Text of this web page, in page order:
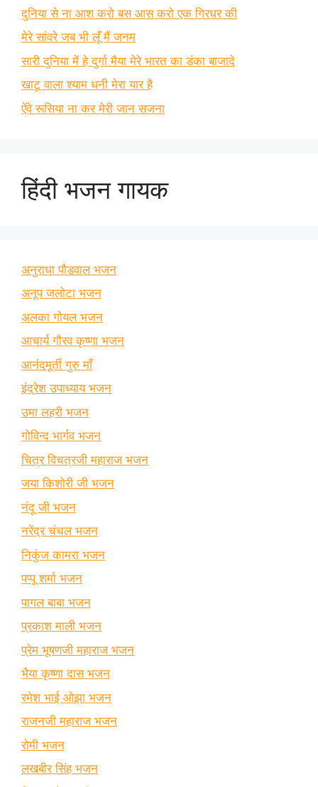
दुनिया से ना आश करो बस आस करो एक गिरधर की
मेरे सांवरे जब भी लूँ मैं जनम
सारी दुनिया में हे दुर्गा मैया मेरे भारत का डंका बाजादे
खाटू वाला श्याम धनी मेरा यार है
ऐंवे रूसिया ना कर मेरी जान सजना
हिंदी भजन गायक
अनुराधा पौडवाल भजन
अनूप जलोटा भजन
अलका गोयल भजन
आचार्य गौरव कृष्णा भजन
आनंदमूर्ती गुरु माँ
इंद्रेश उपाध्याय भजन
उमा लहरी भजन
गोविन्द भार्गव भजन
चित्र विचत्रजी महाराज भजन
जया किशोरी जी भजन
नंदू जी भजन
नरेंद्र चंचल भजन
निकुंज कामरा भजन
पप्पू शर्मा भजन
पागल बाबा भजन
प्रकाश माली भजन
प्रेम भूषणजी महाराज भजन
भैया कृष्णा दास भजन
रमेश भाई ओझा भजन
राजनजी महाराज भजन
रोमी भजन
लखबीर सिंह भजन